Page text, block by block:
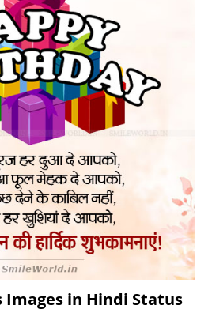
Images in Hindi Status